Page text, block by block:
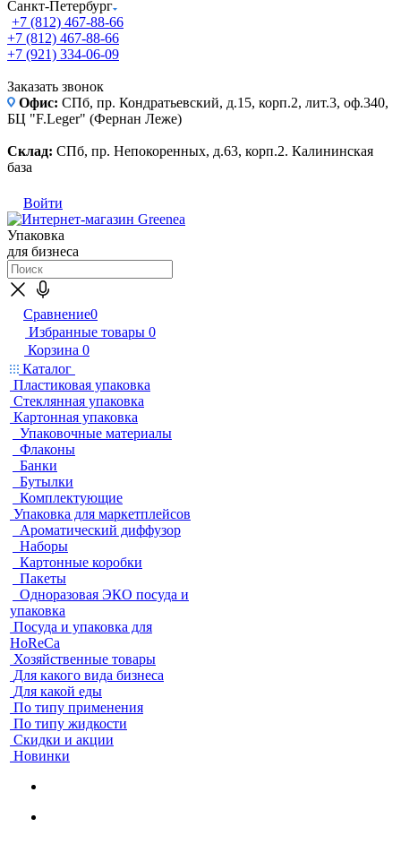
Санкт-Петербург
+7 (812) 467-88-66
+7 (812) 467-88-66
+7 (921) 334-06-09
Заказать звонок
Офис: СПб, пр. Кондратьевский, д.15, корп.2, лит.3, оф.340,
БЦ "F.Leger" (Фернан Леже)
Склад: СПб, пр. Непокоренных, д.63, корп.2. Калининская
база
Войти
Упаковка
для бизнеса
Сравнение0
Избранные товары 0
Корзина 0
Каталог
Пластиковая упаковка
Стеклянная упаковка
Картонная упаковка
Упаковочные материалы
Флаконы
Банки
Бутылки
Комплектующие
Упаковка для маркетплейсов
Ароматический диффузор
Наборы
Картонные коробки
Пакеты
Одноразовая ЭКО посуда и
упаковка
Посуда и упаковка для
HoReCa
Хозяйственные товары
Для какого вида бизнеса
Для какой еды
По типу применения
По типу жидкости
Скидки и акции
Новинки